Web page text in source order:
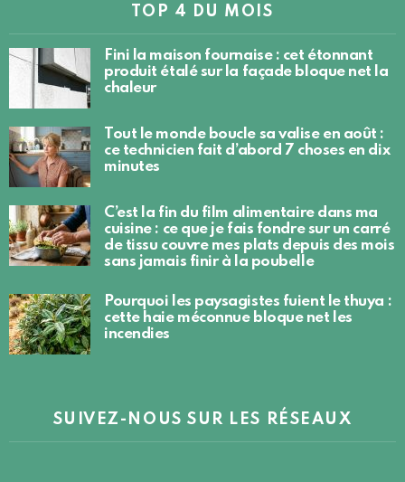
TOP 4 DU MOIS
Fini la maison fournaise : cet étonnant
produit étalé sur la façade bloque net la
chaleur
Tout le monde boucle sa valise en août :
ce technicien fait d’abord 7 choses en dix
minutes
C’est la fin du film alimentaire dans ma
cuisine : ce que je fais fondre sur un carré
de tissu couvre mes plats depuis des mois
sans jamais finir à la poubelle
Pourquoi les paysagistes fuient le thuya :
cette haie méconnue bloque net les
incendies
SUIVEZ-NOUS SUR LES RÉSEAUX